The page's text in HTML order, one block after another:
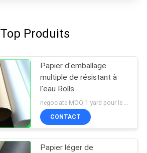
Top Produits
Papier d'emballage
multiple de résistant à
l'eau Rolls
negociate MOQ:1 yard pour le papier d'emballage lavé
CONTACT
Papier léger de